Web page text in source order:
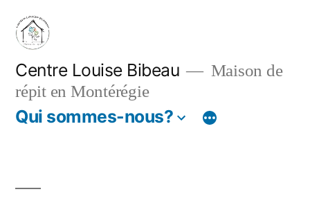
Aller
contenu
Centre Louise Bibeau
Maison de
répit en Montérégie
Qui sommes-nous?